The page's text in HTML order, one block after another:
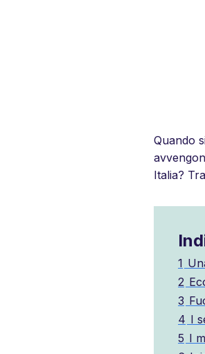
Quando
Italia?
1
2
3
4 I
5 I